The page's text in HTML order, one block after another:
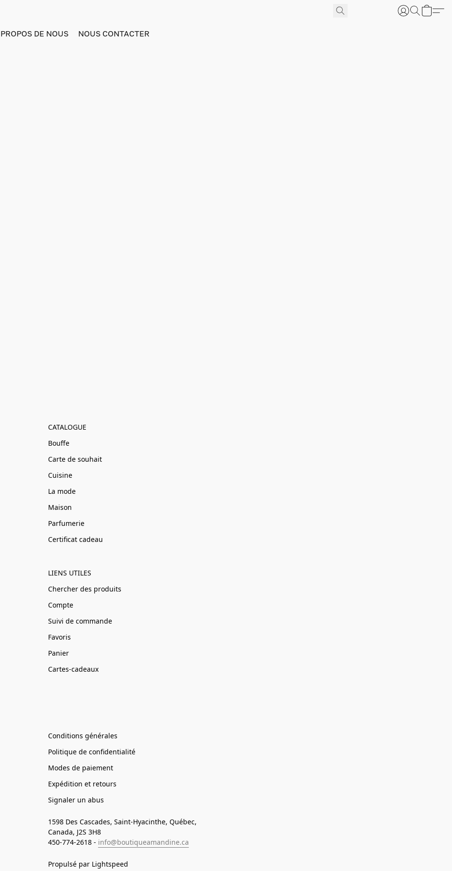
DE NOUS NOUS CONTACTER
CATALOGUE
Bouffe
Carte de souhait
Cuisine
La mode
Maison
Parfumerie
Certificat cadeau
LIENS UTILES
Chercher des produits
Compte
Suivi de commande
Favoris
Panier
Cartes-cadeaux
Conditions générales
Politique de confidentialité
Modes de paiement
Expédition et retours
Signaler un abus
1598 Des Cascades, Saint-Hyacinthe, Québec,
Canada, J2S 3H8
450-774-2618 - info@boutiqueamandine.ca
Propulsé par Lightspeed